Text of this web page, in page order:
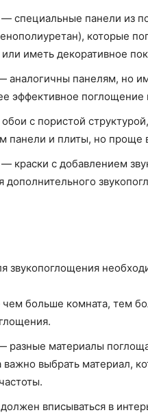
— специальные панели из
которые
иметь декоративное
аналогичны панелям, но
эффективное поглощение
с пористой
панели и плиты, но проще
— краски с добавлением
дополнительного
звукопоглощения
больше комната, тем
разные материалы
выбрать материал,
вписываться в